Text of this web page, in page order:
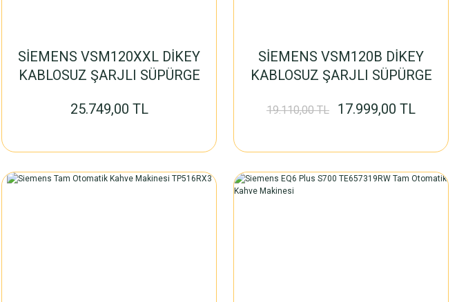
SİEMENS VSM120XXL DİKEY
KABLOSUZ ŞARJLI SÜPÜRGE
25.749,00 TL
SİEMENS VSM120B DİKEY
KABLOSUZ ŞARJLI SÜPÜRGE
19.110,00 TL 17.999,00 TL